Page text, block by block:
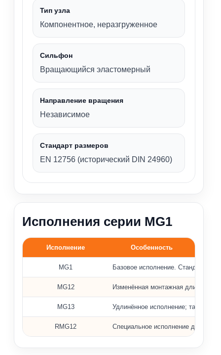
Тип узла
Компонентное, неразгруженное
Сильфон
Вращающийся эластомерный
Направление вращения
Независимое
Стандарт размеров
EN 12756 (исторический DIN 24960)
Исполнения серии MG1
Исполнение Особенность
MG1 Базовое исполнение.
MG12 Изменённая монтажная длина;
MG13 Удлинённое исполнение; также
RMG12 Специальное исполнение для